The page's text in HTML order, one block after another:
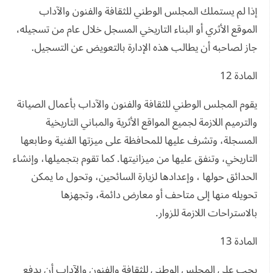
إذا لم يستملك المجلس الوطني للثقافة والفنون والآداب
الموقع الأثري أو البناء التاريخي المسجل خلال عام من تسجيله،
جاز لصاحبه أن يطالب هذه الإدارة بالتعويض عن التسجيل.
المادة 12
يقوم المجلس الوطني للثقافة والفنون والآداب بأعمال الصيانة
والترميم اللازمة لجميع المواقع الأثرية والمباني التاريخية
المسجلة، وتشرف عليها للمحافظة على ميزتها الفنية وطابعها
التاريخي، وتنفق عليها من ميزانيتها. كما تقوم بتجميلها، وإنشاء
الحدائق حولها ، وإعدادها لزيارة السائحين، وتحول ما يمكن
تحويله منها إلى متاحف أو معارض دائمة، وتجهزها
بالاستراحات اللازمة للزوار.
المادة 13